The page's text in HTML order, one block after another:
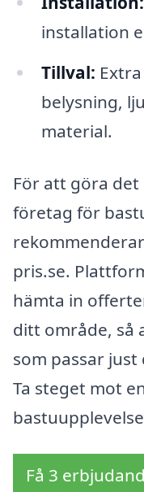
installation
Tillval:
belysning,
material.
För att göra
företag för
pris.se.
hämta in
ditt område, så
som passar
Ta steget mot
Få 3